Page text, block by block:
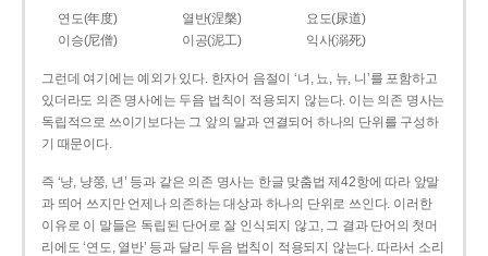
연도(年度) 열반(涅槃)
요도(尿道)
이승(尼僧)
이공(泥工) 익사(溺死)
그런데 여기에는 예외가 있다. 한자어 음절이 ‘녀, 뇨, 뉴, 니’를 포함하고
있더라도 의존 명사에는 두음 법칙이 적용되지 않는다. 이는 의존 명사는
독립적으로 쓰이기보다는 그 앞의 말과 연결되어 하나의 단위를 구성하
기 때문이다.
즉 ‘냥, 냥쭝, 년’ 등과 같은 의존 명사는 한글 맞춤법 제42항에 따라 앞말
과 띄어 쓰지만 언제나 의존하는 대상과 하나의 단위로 쓰인다. 이러한
이유로 이 말들은 독립된 단어로 잘 인식되지 않고, 그 결과 단어의 첫머
리에도 ‘연도, 열반’ 등과 달리 두음 법칙이 적용되지 않는다. 따라서 소리